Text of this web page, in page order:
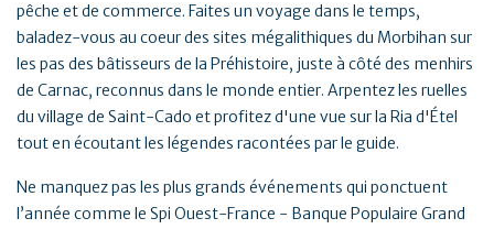
pêche et de commerce. Faites un voyage dans le temps,
baladez-vous au coeur des sites mégalithiques du Morbihan sur
les pas des bâtisseurs de la Préhistoire, juste à côté des menhirs
de Carnac, reconnus dans le monde entier. Arpentez les ruelles
du village de Saint-Cado et profitez d'une vue sur la Ria d'Étel
tout en écoutant les légendes racontées par le guide.
Ne manquez pas les plus grands événements qui ponctuent
l’année comme le Spi Ouest-France - Banque Populaire Grand